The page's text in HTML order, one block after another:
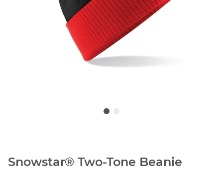
Snowstar® Two-Tone Beanie